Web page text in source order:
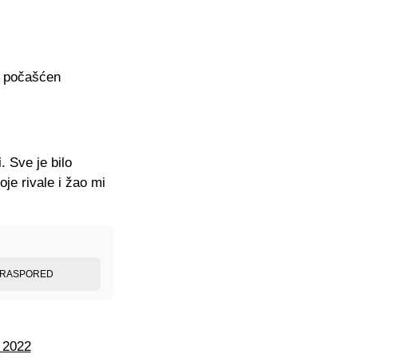
Sve je bilo
rivale i žao mi
RASPORED